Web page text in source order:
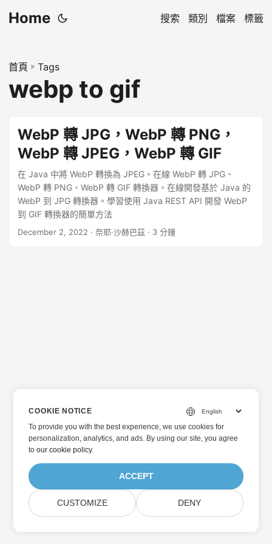
Home 搜索 類別 檔案 標籤
首頁 » Tags
webp to gif
WebP 轉 JPG，WebP 轉 PNG，
WebP 轉 JPEG，WebP 轉 GIF
在 Java 中將 WebP 轉換為 JPEG。在線 WebP 轉 JPG、
WebP 轉 PNG、WebP 轉 GIF 轉換器。在線開發基於 Java 的
WebP 到 JPG 轉換器。學習使用 Java REST API 開發 WebP
到 GIF 轉換器的簡單方法
December 2, 2022 · 奈耶·沙赫巴茲 · 3 分鐘
COOKIE NOTICE
To provide you with the best experience, we use cookies for
personalization, analytics, and ads. By using our site, you agree
toour cookie policy.
ACCEPT
CUSTOMIZE DENY